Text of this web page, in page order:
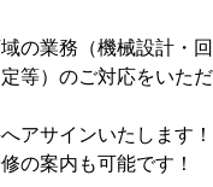
の業務（機械設計・
等）のご対応をいた
アサインいたします！
の案内も可能です！